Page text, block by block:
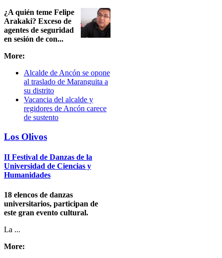
¿A quién teme Felipe
Arakaki? Exceso de
agentes de seguridad
en sesión de con...
More:
Alcalde de Ancón se opone
al traslado de Maranguita a
su distrito
Vacancia del alcalde y
regidores de Ancón carece
de sustento
Los Olivos
II Festival de Danzas de la
Universidad de Ciencias y
Humanidades
18 elencos de danzas
universitarios, participan de
este gran evento cultural.
La ...
More: